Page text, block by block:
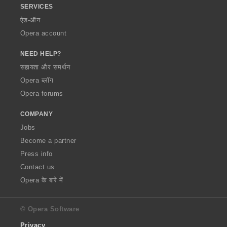
SERVICES
ऐड-ऑन
Opera account
NEED HELP?
सहायता और समर्थन
Opera ब्लॉग
Opera forums
COMPANY
Jobs
Become a partner
Press info
Contact us
Opera के बारे में
© Opera Software
Privacy